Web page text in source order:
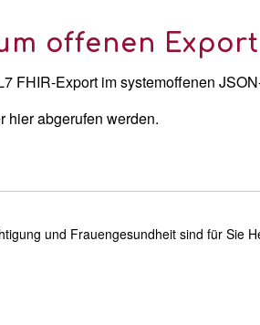
offenen Export
FHIR-Export im systemoffenen
hier abgerufen werden.
und Frauengesundheit sind für Sie